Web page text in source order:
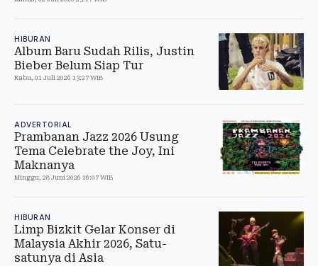
HIBURAN
Album Baru Sudah Rilis, Justin
Bieber Belum Siap Tur
Rabu, 01 Juli 2026 13:27 WIB
ADVERTORIAL
Prambanan Jazz 2026 Usung
Tema Celebrate the Joy, Ini
Maknanya
Minggu, 28 Juni 2026 16:07 WIB
HIBURAN
Limp Bizkit Gelar Konser di
Malaysia Akhir 2026, Satu-
satunya di Asia